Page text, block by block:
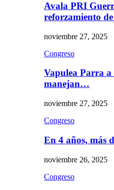
Avala PRI
reforzamiento
noviembre 27, 2025
Congreso
Vapulea Parra
manejan…
noviembre 27, 2025
Congreso
En 4 años, más
noviembre 26, 2025
Congreso